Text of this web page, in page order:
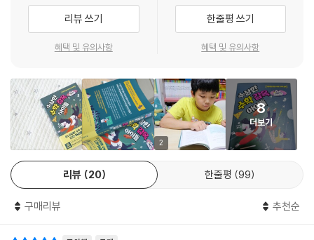
지는 않아. 대신 아주 흥미로운 방으로 내려가게 될 거야!”
영실이는 아수라 교장의 말이 무슨 뜻인지 알고 싶지 않았다. 어지럽게 돌
아다니는 매트의 크기를 비교하느라 그럴 여유가 없었다.
기현이가 말했다.
“차분히 생각해 보자.”
영실이는 먼저 수학의 발견 시간에 도형의 넓이를 구했던 방법을 떠올렸
다. 그리고는 아빠랑 하나의 끈으로 여러 가지 도형을 만들던 기억을 떠올
렸다.
--- 「골치 초등학교 아수라 교장」 중에서
“얘들아, 여기 벽 말이야. 가만히 보면 숫자가 적힌 벽돌이 있어.”
“어! 나도 아까 하나 봤는데.”
‘수학의 발견’ 동아리 친구들을 만나 일상 속 수학 원리를 탐구하게 된다.
조금씩 수학의 재미를 알아가던 어느 날 미스터리한 ‘고수의 약방’ 지하실
을 발견하고, 수학의 발견 멤버들이 모두 그 안에 들어가 수학 감옥에 갇히
면서 다섯 아이의 본격적인 모험이 시작된다. 감옥에서 탈출하기 위해 미
지 수학 개념과 자기 힘으로 생각하는 법을 자연스럽게 익힐 수 있다.
*먼저 읽어 본 친구들의 추천평
내용이 리얼하고, 깔끔하게 끝나는 동화라 좋았어요. 고양이가 말을 하고
지하 감옥이 나타나는 등의 판타지 요소가 재밌었습니다. 주인공들이 학교
에서 볼 수 있는 친구들처럼 평범해서 책을 읽는 동안 더 실감이 났습니다.
그리고 수학 문제가 어렵지 않고 이야기 속에 잘 녹아 있어서 자연스럽게
- 이상엽 (대중수학강사, 유튜브 〈이상엽Math〉 운영자, 《매스매틱스》 저자)
리뷰 쓰기
혜택 및 유의사항
한줄평 쓰기
혜택 및 유의사항
2
8
더보기
리뷰 20 한줄평 99
구매리뷰 추천순